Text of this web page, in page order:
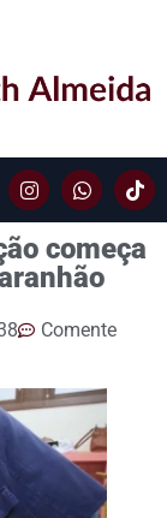
começa
Comente